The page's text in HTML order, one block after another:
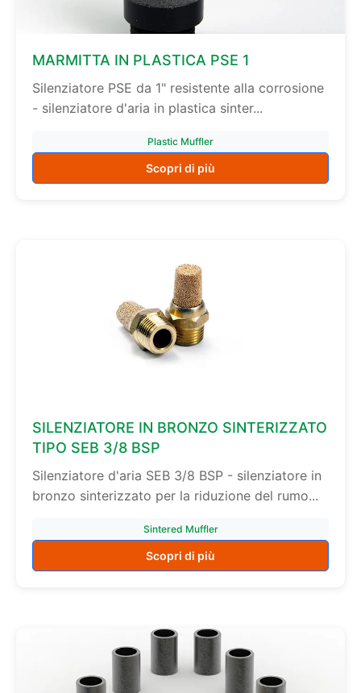
MARMITTA IN PLASTICA PSE 1
Silenziatore PSE da 1" resistente alla corrosione
- silenziatore d'aria in plastica sinter...
Plastic Muffler
Scopri di più
SILENZIATORE IN BRONZO SINTERIZZATO
TIPO SEB 3/8 BSP
Silenziatore d'aria SEB 3/8 BSP - silenziatore in
bronzo sinterizzato per la riduzione del rumo...
Sintered Muffler
Scopri di più